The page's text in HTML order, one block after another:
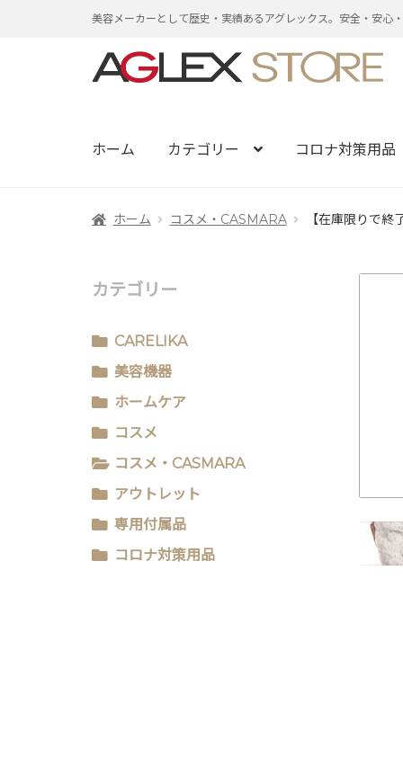
美容メーカーとして歴史・実績あるアグレックス。安全・安心
ナ
ー
ン
ス
ッ
コ
ン
ス
ッ
ホーム カテゴリー コロナ対策用品
ホーム コスメ・CASMARA 【在庫限りで
カテゴリー
CARELIKA
美容機器
ホームケア
コスメ
コスメ・CASMARA
アウトレット
専用付属品
コロナ対策用品